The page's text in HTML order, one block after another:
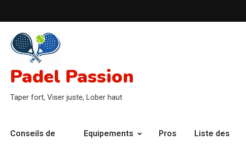
to
content
Padel Passion
Taper fort, Viser juste, Lober haut
Conseils de Equipements Pros Liste des